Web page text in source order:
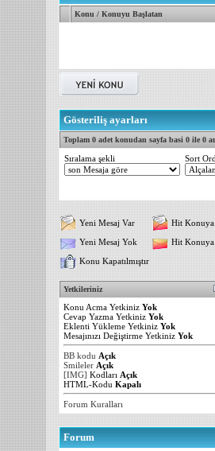
Konu / Konuyu Başlatan
Gösteriliş ayarları
Toplam 0 adet konudan sayfa basi 0 ile 0
Sıralama şekli Sort
Yeni Mesaj Var
Hit Konuya
Yeni Mesaj Yok
Hit Konuya
Konu Kapatılmıştır
Yetkileriniz
Konu Acma Yetkiniz Yok
Cevap Yazma Yetkiniz Yok
Eklenti Yükleme Yetkiniz Yok
Mesajınızı Değiştirme Yetkiniz Yok
BB kodu Açık
Smileler Açık
[IMG] Kodları Açık
HTML-Kodu Kapalı
Forum Kuralları
Forum